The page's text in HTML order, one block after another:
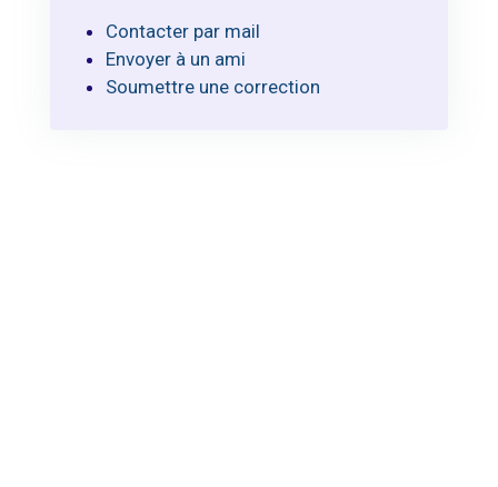
Contacter par mail
Envoyer à un ami
Soumettre une correction